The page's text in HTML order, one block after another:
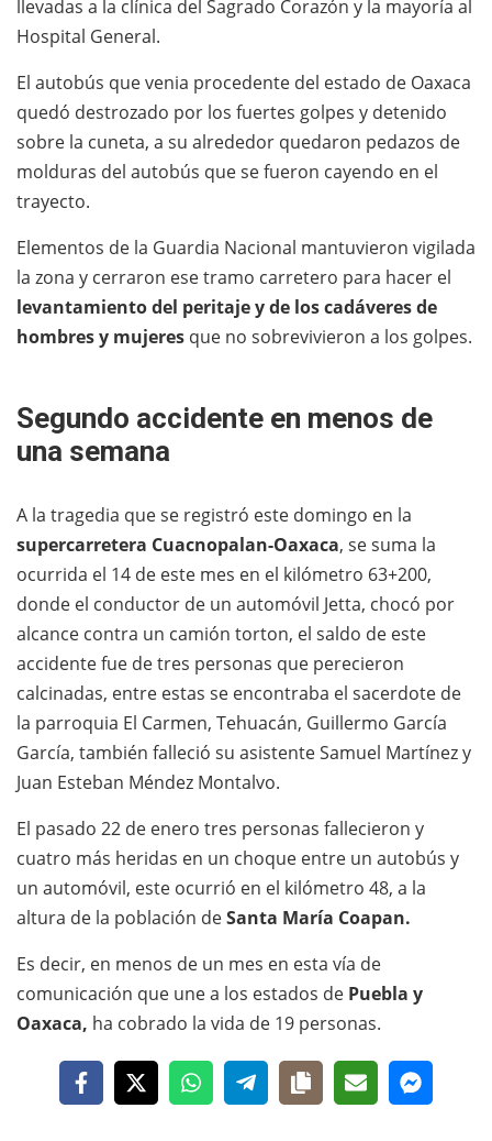
llevadas a la clínica del Sagrado Corazón y la mayoría al
Hospital General.
El autobús que venia procedente del estado de Oaxaca
quedó destrozado por los fuertes golpes y detenido
sobre la cuneta, a su alrededor quedaron pedazos de
molduras del autobús que se fueron cayendo en el
trayecto.
Elementos de la Guardia Nacional mantuvieron vigilada
la zona y cerraron ese tramo carretero para hacer el
levantamiento del peritaje y de los cadáveres de
hombres y mujeres que no sobrevivieron a los golpes.
Segundo accidente en menos de
una semana
A la tragedia que se registró este domingo en la
supercarretera Cuacnopalan-Oaxaca, se suma la
ocurrida el 14 de este mes en el kilómetro 63+200,
donde el conductor de un automóvil Jetta, chocó por
alcance contra un camión torton, el saldo de este
accidente fue de tres personas que perecieron
calcinadas, entre estas se encontraba el sacerdote de
la parroquia El Carmen, Tehuacán, Guillermo García
García, también falleció su asistente Samuel Martínez y
Juan Esteban Méndez Montalvo.
El pasado 22 de enero tres personas fallecieron y
cuatro más heridas en un choque entre un autobús y
un automóvil, este ocurrió en el kilómetro 48, a la
altura de la población deSanta María Coapan.
Es decir, en menos de un mes en esta vía de
comunicación que une a los estados de Puebla y
Oaxaca, ha cobrado la vida de 19 personas.